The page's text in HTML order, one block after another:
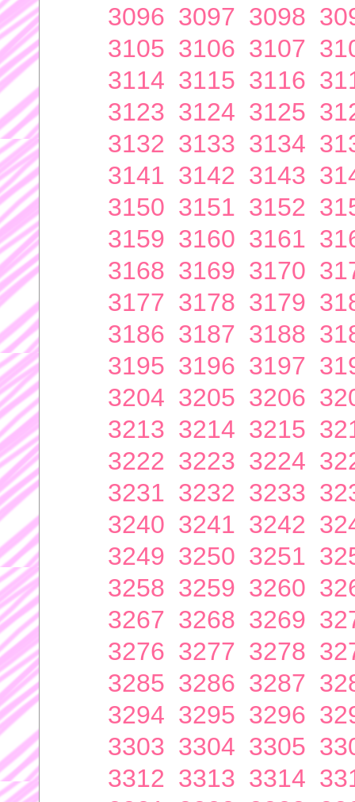
3096 3097 3098
3105 3106 3107
3114 3115 3116
3123 3124 3125
3132 3133 3134
3141 3142 3143
3150 3151 3152
3159 3160 3161
3168 3169 3170
3177 3178 3179
3186 3187 3188
3195 3196 3197
3204 3205 3206
3213 3214 3215
3222 3223 3224
3231 3232 3233
3240 3241 3242
3249 3250 3251
3258 3259 3260
3267 3268 3269
3276 3277 3278
3285 3286 3287
3294 3295 3296
3303 3304 3305
3312 3313 3314